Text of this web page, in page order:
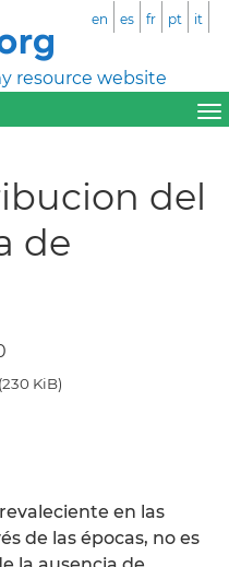
resource website
en es fr pt it
del
de
(230 KiB)
en las
de las épocas, no es